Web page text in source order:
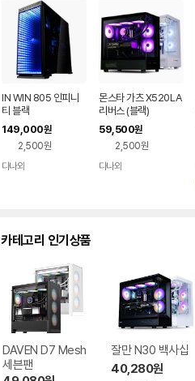
IN WIN 805 인피니
티 블랙
149,000원
2,500원
다나와
몬스타 가츠 X520LA
리버스 (블랙)
59,500원
2,500원
다나와
카테고리 인기상품
DAVEN D7 Mesh
세븐팬
잘만 N30 백사십
40,280원